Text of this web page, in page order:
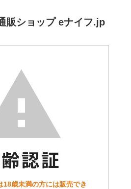
販ショップ eナイフ.jp
18歳未満の方には販売でき